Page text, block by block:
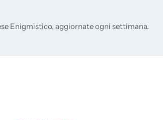
Enigmistico, aggiornate ogni settimana.